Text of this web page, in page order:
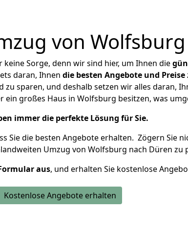
von
Sorge, denn wir sind hier, um Ihnen die
daran, Ihnen die besten Angebote und Preise
sparen, und deshalb setzen wir alles daran,
ein großes Haus in Wolfsburg besitzen, was
immer die perfekte Lösung für Sie.
Sie die besten Angebote erhalten. Zögern Sie
Umzug von Wolfsburg nach Düren zu
aus, und erhalten Sie kostenlose
Kostenlose Angebote erhalten